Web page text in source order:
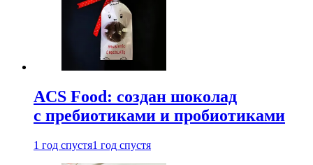
ACS Food: создан шоколад
с пребиотиками и пробиотиками
1 год спустя1 год спустя